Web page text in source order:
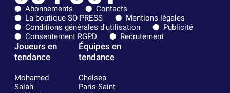
Abonnements
Contacts
La boutique SO PRESS
Mentions légales
Conditions générales d'utilisation
Publicité
Consentement RGPD
Recrutement
Joueurs en
tendance
Mohamed
Salah
Équipes en
tendance
Chelsea
Paris Saint-